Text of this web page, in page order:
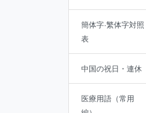
簡体字·繁体字対照
表
中国の祝日・連休
医療用語（常用